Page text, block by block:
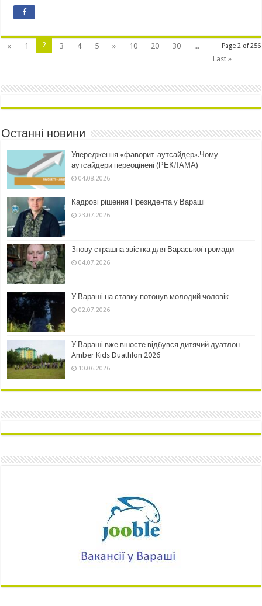
Page 2 of 256
« 1 2 3 4 5 » 10 20 30
...
Last »
Останні новини
Упередження «фаворит-аутсайдер».Чому
аутсайдери переоцінені (РЕКЛАМА)
04.08.2026
Кадрові рішення Президента у Вараші
23.07.2026
Знову страшна звістка для Вараської громади
04.07.2026
У Вараші на ставку потонув молодий чоловік
02.07.2026
У Вараші вже вшосте відбувся дитячий дуатлон
Amber Kids Duathlon 2026
10.06.2026